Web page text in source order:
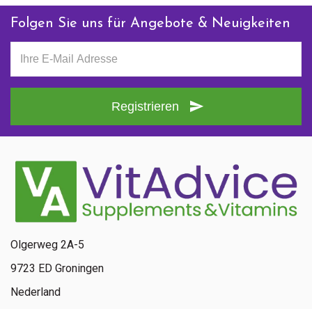
Folgen Sie uns für Angebote & Neuigkeiten
Registrieren
Olgerweg 2A-5
9723 ED Groningen
Nederland